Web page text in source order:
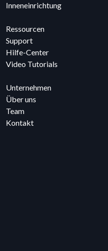
Inneneinrichtung
Ressourcen
Support
Hilfe-Center
Video Tutorials
Unternehmen
Über uns
Team
Kontakt